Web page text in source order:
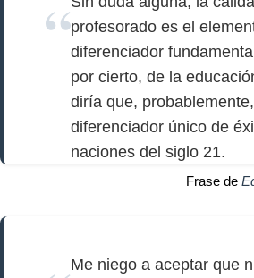
profesorado es el
diferenciador
por cierto, de la
diría que,
diferenciador único de
naciones del siglo 21.
Frase de
Me niego a aceptar que